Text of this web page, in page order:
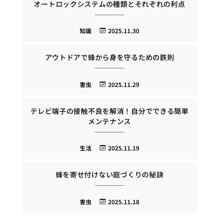
オートロックシステムの種類とそれぞれの利点
2025.11.30
知識
アウトドアで蜂から身を守るための鉄則
2025.11.29
害虫
テレビ端子の接触不良を解消！自分でできる簡単
メンテナンス
2025.11.19
生活
蜂を寄せ付けない庭づくりの秘訣
2025.11.18
害虫